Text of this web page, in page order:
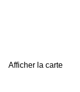
Afficher la carte